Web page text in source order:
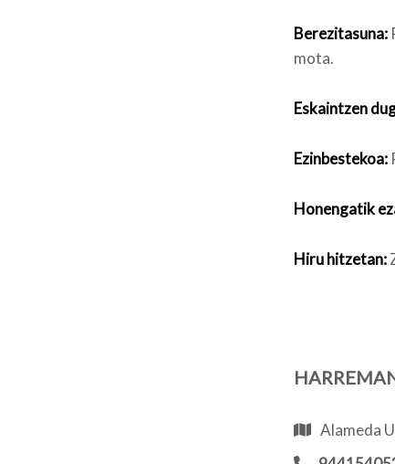
Berezitasuna:
mota.
Eskaintzen
Ezinbestekoa:
Honengatik
Hiru hitzetan:
Alameda